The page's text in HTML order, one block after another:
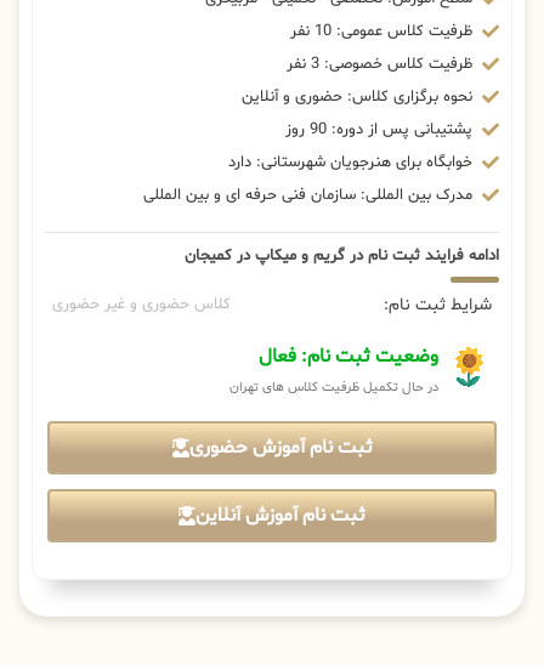
ظرفیت کلاس عمومی: 10 نفر
ظرفیت کلاس خصوصی: 3 نفر
نحوه برگزاری کلاس: حضوری و آنلاین
پشتیبانی پس از دوره: 90 روز
خوابگاه برای هنرجویان شهرستانی: دارد
مدرک بین المللی: سازمان فنی حرفه ای و بین المللی
ادامه فرایند ثبت نام در گریم و میکاپ در کمیجان
شرایط ثبت نام: کلاس حضوری و غیر حضوری
وضعیت ثبت نام: فعال
در حال تکمیل ظرفیت کلاس های تهران
ثبت نام آموزش حضوری
ثبت نام آموزش آنلاین